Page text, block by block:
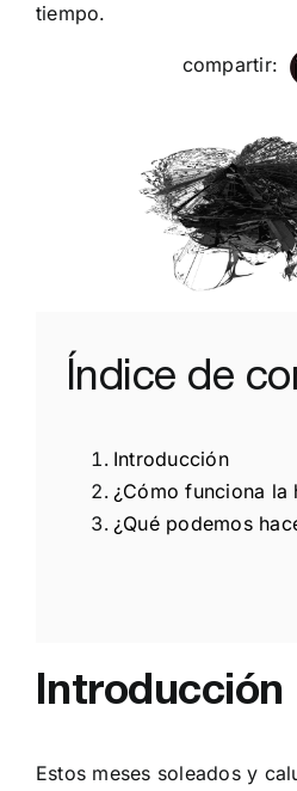
tiempo.
compartir:
Índice de
Introducción
¿Cómo funciona la
¿Qué podemos
Introducción
Estos meses soleados y